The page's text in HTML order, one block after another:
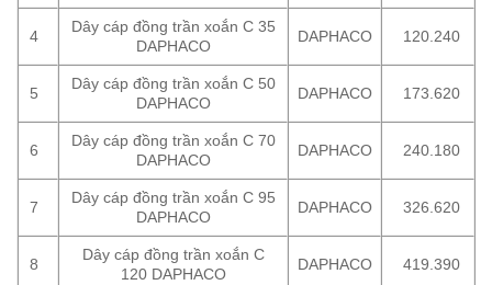
4
Dây cáp đồng trần xoắn C 35
DAPHACO
DAPHACO 120.240
5
Dây cáp đồng trần xoắn C 50
DAPHACO
DAPHACO 173.620
6
Dây cáp đồng trần xoắn C 70
DAPHACO
DAPHACO 240.180
7
Dây cáp đồng trần xoắn C 95
DAPHACO
DAPHACO 326.620
8
Dây cáp đồng trần xoắn C
120 DAPHACO
DAPHACO 419.390